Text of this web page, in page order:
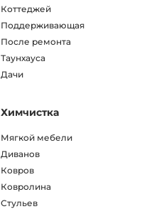
Коттеджей
Поддерживающая
После ремонта
Таунхауса
Дачи
Химчистка
Мягкой мебели
Диванов
Ковров
Ковролина
Стульев